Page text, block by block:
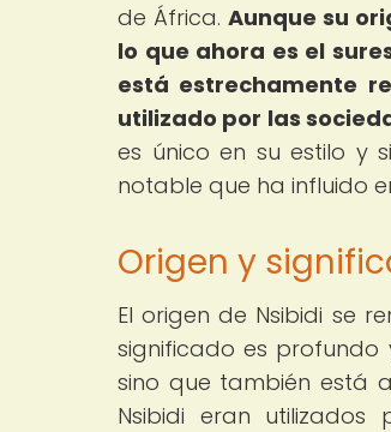
de África. Aunque su
lo que ahora es el
está estrechamente
utilizado por las
es único en su estilo y
notable que ha influido
Origen y
El origen de Nsibidi se
significado es
sino que también está
Nsibidi eran